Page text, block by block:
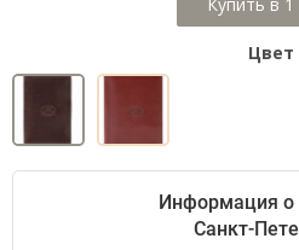
Цвет
Информация о
Санкт-